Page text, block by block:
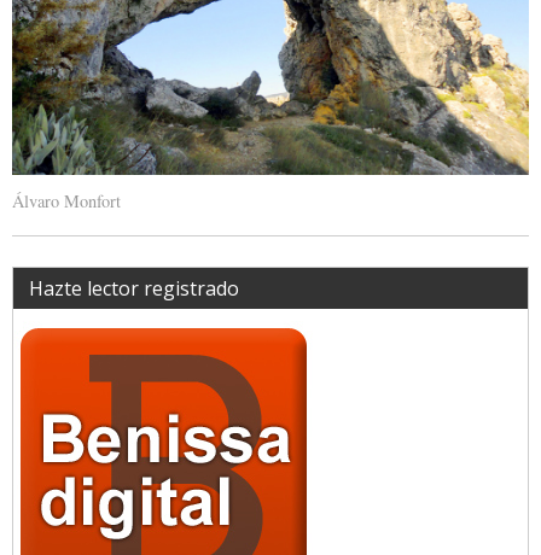
Álvaro Monfort
Hazte lector registrado